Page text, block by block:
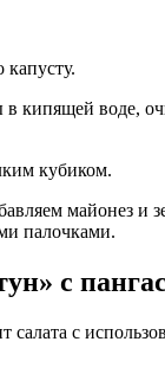
кипящей воде,
кубиком.
майонез и
палочками.
с
салата с